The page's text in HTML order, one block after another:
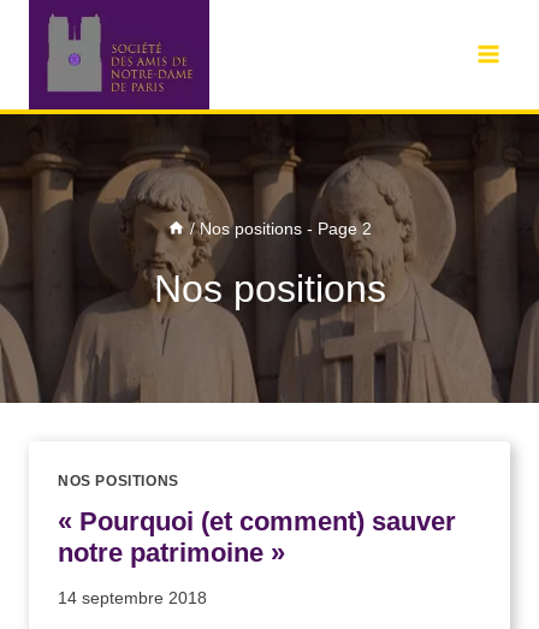
/ Nos positions- Page 2
Nos positions
NOS POSITIONS
« Pourquoi (et comment) sauver
notre patrimoine »
14 septembre 2018